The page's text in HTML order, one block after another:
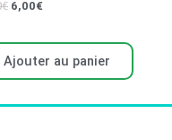
€ 6,00€
Ajouter au panier